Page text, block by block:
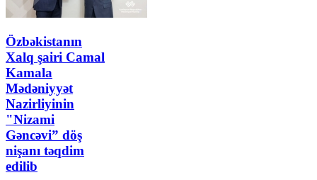
Özbəkistanın
Xalq şairi Camal
Kamala
Mədəniyyət
Nazirliyinin
"Nizami
Gəncəvi” döş
nişanı təqdim
edilib